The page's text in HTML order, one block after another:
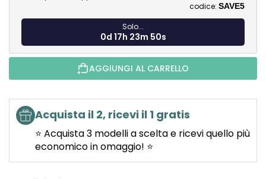
codice: SAVE5
Solo...
0d 17h 23m 49s
AGGIUNGI AL CARRELLO
Acquista il 2, ricevi il 1 gratis
⭐ Acquista 3 modelli a scelta e ricevi quello più
economico in omaggio! ⭐